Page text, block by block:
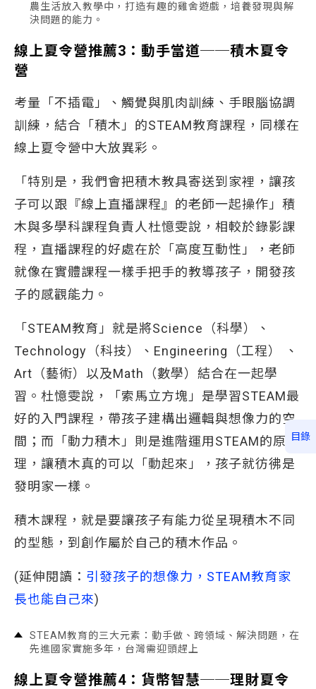
農生活放入教學中，打造有趣的雞舍遊戲，培養發現與解
決問題的能力。
線上夏令營推薦3：動手當道──積木夏令
營
考量「不插電」、觸覺與肌肉訓練、手眼腦協調
訓練，結合「積木」的STEAM教育課程，同樣在
線上夏令營中大放異彩。
「特別是，我們會把積木教具寄送到家裡，讓孩
子可以跟『線上直播課程』的老師一起操作」積
木與多學科課程負責人杜憶雯說，相較於錄影課
程，直播課程的好處在於「高度互動性」，老師
就像在實體課程一樣手把手的教導孩子，開發孩
子的感觀能力。
「STEAM教育」就是將Science（科學）、
Technology（科技）、Engineering（工程） 、
Art（藝術）以及Math（數學）結合在一起學
習。杜憶雯說，「索馬立方塊」是學習STEAM最
好的入門課程，帶孩子建構出邏輯與想像力的空
間；而「動力積木」則是進階運用STEAM的原
理，讓積木真的可以「動起來」，孩子就彷彿是
發明家一樣。
積木課程，就是要讓孩子有能力從呈現積木不同
的型態，到創作屬於自己的積木作品。
(延伸閱讀： 引發孩子的想像力，STEAM教育家
長也能自己來)
STEAM教育的三大元素：動手做、跨領域、解決問題，在
先進國家實施多年，台灣需迎頭趕上
線上夏令營推薦4：貨幣智慧──理財夏令
目錄